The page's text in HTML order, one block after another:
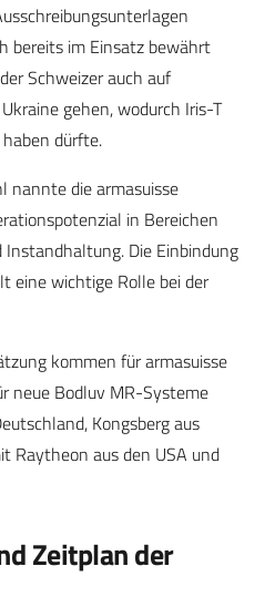
bereits im Einsatz bewährt
Schweizer auch auf
gehen, wodurch Iris-T
dürfte.
nannte die armasuisse
in Bereichen
Instandhaltung. Die Einbindung
eine wichtige Rolle bei der
kommen für armasuisse
neue Bodluv MR-Systeme
Kongsberg aus
Raytheon aus den USA und
Zeitplan der